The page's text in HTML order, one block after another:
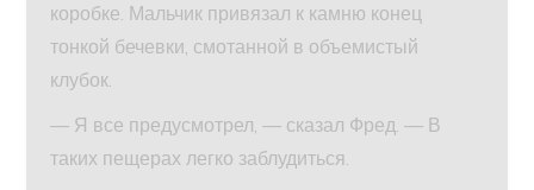
коробке. Мальчик привязал к камню конец
тонкой бечевки, смотанной в объемистый
клубок.
— Я все предусмотрел, — сказал Фред. — В
таких пещерах легко заблудиться.